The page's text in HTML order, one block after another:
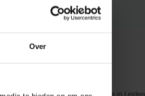
Over
ophalen bij één van onze 3 winkels in Leiden